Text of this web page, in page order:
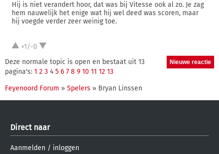
Hij is niet verandert hoor, dat was bij Vitesse ook al zo. Je zag
hem nauwelijk het enige wat hij wel deed was scoren, maar
hij voegde verder zeer weinig toe.
+1/-0
Deze normale topic is open en bestaat uit 13
pagina's: 1 2 3 4 5 6 7 8 9 10 11 12 13
Feyenoord Forum » Spelers » Bryan Linssen
Direct naar
Aanmelden / inloggen